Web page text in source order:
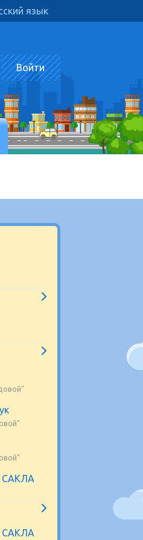
язык
Войти
САКЛА
САКЛА